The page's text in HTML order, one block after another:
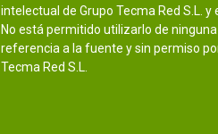
intelectual de Grupo Tecma Red S.L. y
No está permitido utilizarlo de
referencia a la fuente y sin permiso
Tecma Red S.L.